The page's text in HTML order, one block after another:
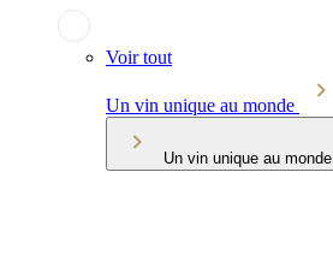
Voir tout
Un vin unique au monde
Un vin unique au monde